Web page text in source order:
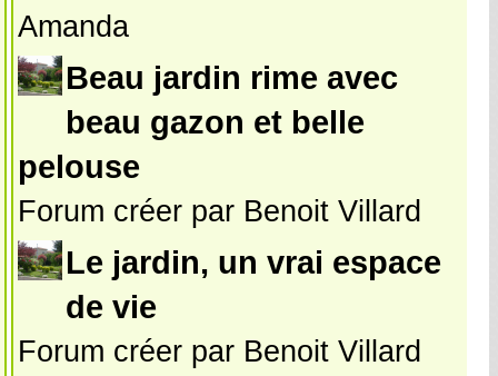
Amanda
Beau jardin rime avec
beau gazon et belle
pelouse
Forum créer par Benoit Villard
Le jardin, un vrai espace
de vie
Forum créer par Benoit Villard